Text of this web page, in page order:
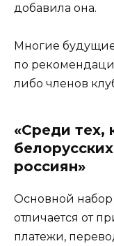
добавила она.
Многие
по
либо членов
«Среди тех,
россиян»
Основной набор
отличается от
платежи,